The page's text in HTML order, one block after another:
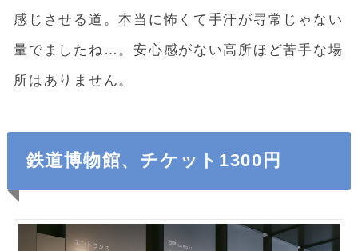
感じさせる道。本当に怖くて手汗が尋常じゃない
量でましたね…。安心感がない高所ほど苦手な場
所はありません。
鉄道博物館、チケット1300円